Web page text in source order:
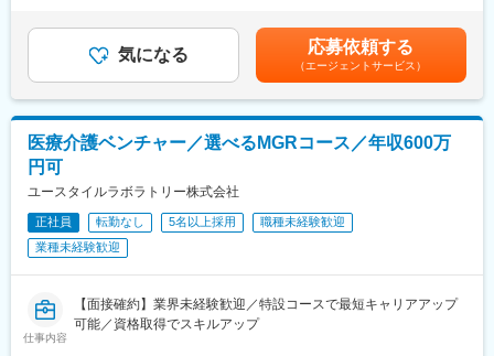
場起点の製品開発を強みに成長を続けるIPO準備中のスタートアッ
プです。営業は、まだ正解のない市場で介護現場の声を価値に変
え、事業成長を最前線で牽引する存在。社会的意義と事業づくり
の両方に深く関われる環境です！
変更の範囲：会社の定める業務
九州■・福岡県（福岡市）
府)、新金岡駅、藤井寺駅、東部市場前駅、南吹田駅、大開駅、立
花駅、飾磨駅、竹田駅(京都府)、北山駅(京都府)、上桂駅、前栽
駅、尼ケ辻駅、瀬田駅(滋賀県)、ひこね芹川駅、六十谷駅、紀伊新
寺駅、名古屋大学駅、札木駅、鴫野駅、高鷲駅、新開地駅、西観
駅(愛知県)、豊橋公園前駅、上沢駅
■20～30代活躍中
気になる 応募依頼する
（エージェントサービス）
医療介護ベンチャー／選べるMGRコース／年収600万
円可
ユースタイルラボラトリー株式会社
正社員 転勤なし 5名以上採用
職種未経験歓迎
業種未経験歓迎
仕事内容
【面接確約】業界未経験歓迎／特設コースで最短キャリアアップ
可能／資格取得でスキルアップ